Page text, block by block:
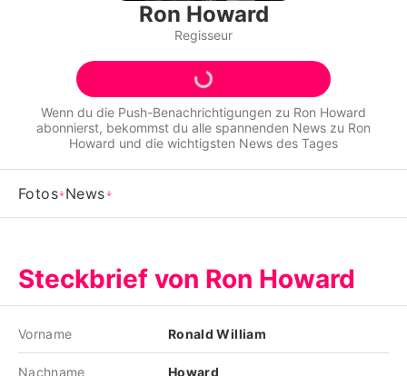
Alle Themen auf Promiflash
Jobs
App runterladen
Team
Impressum
Nutzungsbedingungen
Utiq verwalten
Ron Howard
Regisseur
Wenn du die Push-Benachrichtigungen zu Ron Howard
abonnierst, bekommst du alle spannenden News zu Ron
Howard und die wichtigsten News des Tages
Fotos News
Steckbrief von Ron Howard
Vorname Ronald William
Nachname Howard